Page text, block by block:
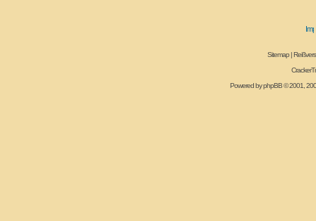
Sitemap|
Powered byphpBB© 2001,